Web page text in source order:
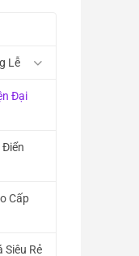
Lễ
Đại
Điển
Cấp
Siêu Rẻ